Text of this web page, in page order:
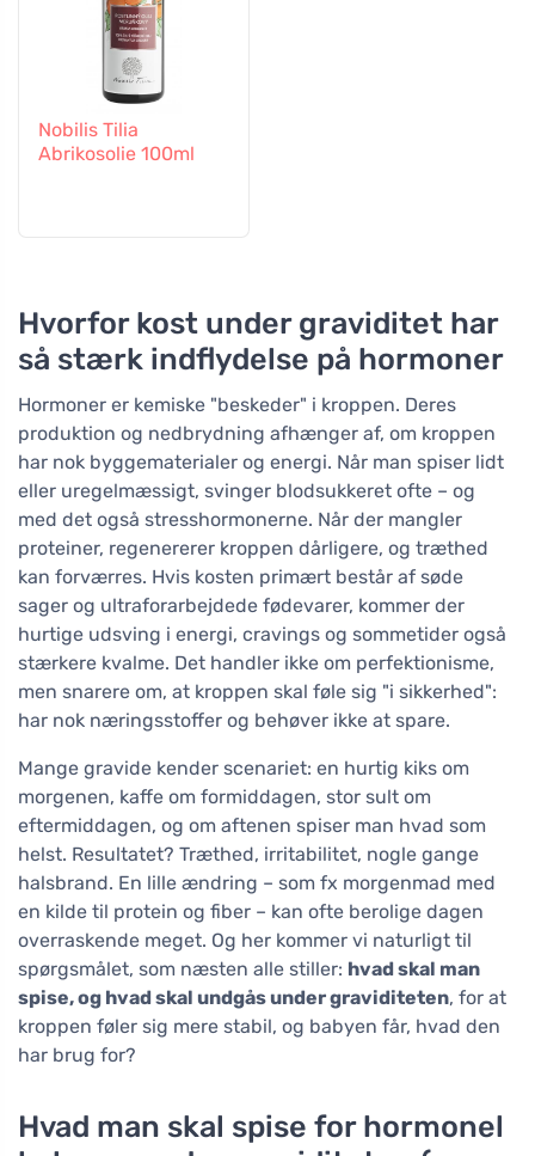
Nobilis Tilia
Abrikosolie 100ml
Hvorfor kost under graviditet har
så stærk indflydelse på hormoner
Hormoner er kemiske "beskeder" i kroppen. Deres
produktion og nedbrydning afhænger af, om kroppen
har nok byggematerialer og energi. Når man spiser lidt
eller uregelmæssigt, svinger blodsukkeret ofte – og
med det også stresshormonerne. Når der mangler
proteiner, regenererer kroppen dårligere, og træthed
kan forværres. Hvis kosten primært består af søde
sager og ultraforarbejdede fødevarer, kommer der
hurtige udsving i energi, cravings og sommetider også
stærkere kvalme. Det handler ikke om perfektionisme,
men snarere om, at kroppen skal føle sig "i sikkerhed":
har nok næringsstoffer og behøver ikke at spare.
Mange gravide kender scenariet: en hurtig kiks om
morgenen, kaffe om formiddagen, stor sult om
eftermiddagen, og om aftenen spiser man hvad som
helst. Resultatet? Træthed, irritabilitet, nogle gange
halsbrand. En lille ændring – som fx morgenmad med
en kilde til protein og fiber – kan ofte berolige dagen
overraskende meget. Og her kommer vi naturligt til
spørgsmålet, som næsten alle stiller: hvad skal man
spise, og hvad skal undgås under graviditeten, for at
kroppen føler sig mere stabil, og babyen får, hvad den
har brug for?
Hvad man skal spise for hormonel